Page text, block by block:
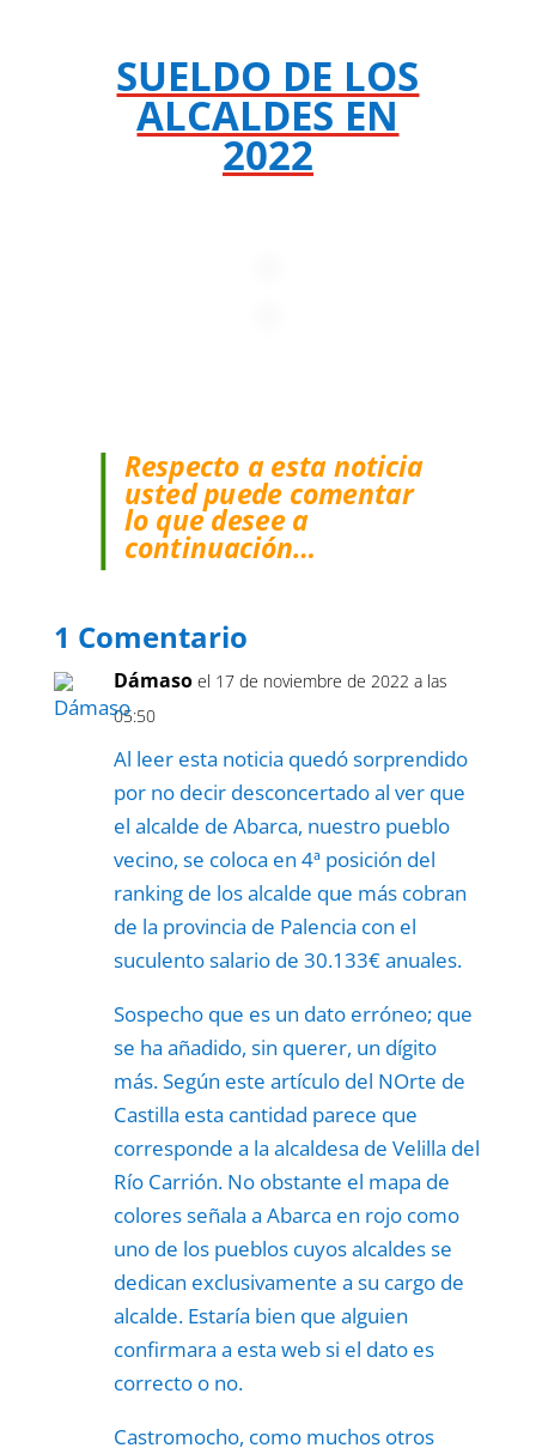
SUELDO DE LOS
ALCALDES EN
2022
Respecto a esta noticia
usted puede comentar
lo que desee a
continuación…
1 Comentario
Dámaso el 17 de noviembre de 2022 a las
05:50
Al leer esta noticia quedó sorprendido
por no decir desconcertado al ver que
el alcalde de Abarca, nuestro pueblo
vecino, se coloca en 4ª posición del
ranking de los alcalde que más cobran
de la provincia de Palencia con el
suculento salario de 30.133€ anuales.
Sospecho que es un dato erróneo; que
se ha añadido, sin querer, un dígito
más. Según este artículo del NOrte de
Castilla esta cantidad parece que
corresponde a la alcaldesa de Velilla del
Río Carrión. No obstante el mapa de
colores señala a Abarca en rojo como
uno de los pueblos cuyos alcaldes se
dedican exclusivamente a su cargo de
alcalde. Estaría bien que alguien
confirmara a esta web si el dato es
correcto o no.
Castromocho, como muchos otros